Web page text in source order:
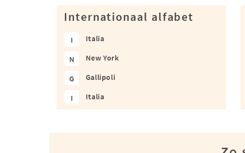
Internationaal alfabet
I Italia
N New York
G Gallipoli
I Italia